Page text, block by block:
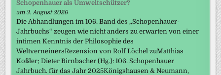
Schopenhauer als Umweltschützer?
am 3. August 2026
Die Abhandlungen im 106. Band des „Schopenhauer-
Jahrbuchs“ zeugen wie nicht anders zu erwarten von einer
intimen Kenntnis der Philosophie des
WeltverneinersRezension von Rolf Löchel zuMatthias
Koßler; Dieter Birnbacher (Hg.): 106. Schopenhauer
Jahrbuch. für das Jahr 2025Königshausen & Neumann,